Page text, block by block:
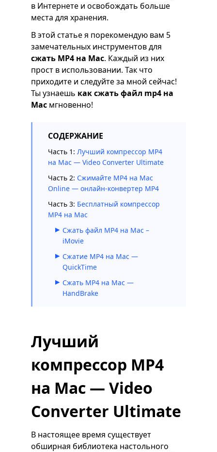
в Интернете и освобождать больше
места для хранения.
В этой статье я порекомендую вам 5
замечательных инструментов для
сжать MP4 на Mac. Каждый из них
прост в использовании. Так что
приходите и следуйте за мной сейчас!
Ты узнаешь как сжать файл mp4 на
Mac мгновенно!
СОДЕРЖАНИЕ
Часть 1: Лучший компрессор MP4
на Mac — Video Converter Ultimate
Часть 2: Сжимайте MP4 на Mac
Online — онлайн-конвертер MP4
Часть 3: Бесплатный компрессор
MP4 на Mac
Сжать файл MP4 на Mac –
iMovie
Сжатие MP4 на Mac —
QuickTime
Сжать MP4 на Mac —
HandBrake
Лучший
компрессор MP4
на Mac — Video
Converter Ultimate
В настоящее время существует
обширная библиотека настольного